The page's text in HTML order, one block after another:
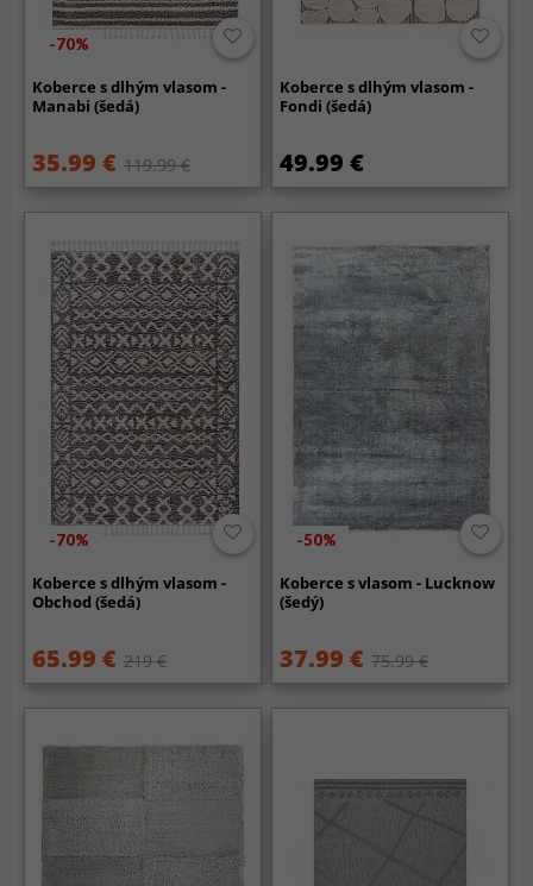
-70%
Koberce s dlhým vlasom -
Manabi (šedá)
35.99 € 119.99 €
Koberce s dlhým vlasom -
Fondi (šedá)
49.99 €
-70%
Koberce s dlhým vlasom -
Obchod (šedá)
65.99 € 219 €
-50%
Koberce s vlasom - Lucknow
(šedý)
37.99 € 75.99 €